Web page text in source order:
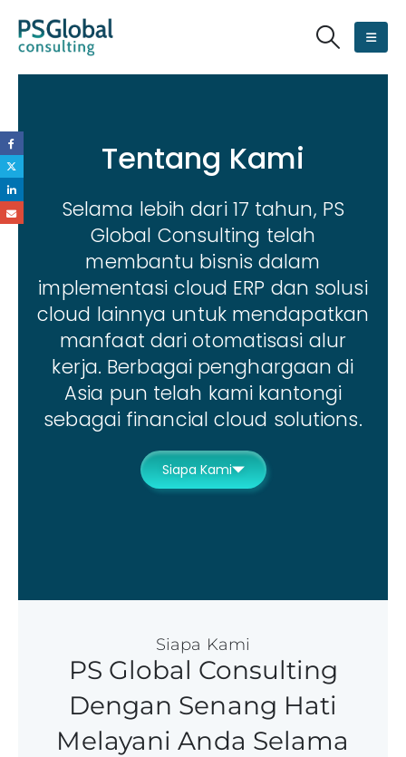
Tentang Kami
Selama lebih dari 17 tahun, PS
Global Consulting telah
membantu bisnis dalam
implementasi cloud ERP dan solusi
cloud lainnya untuk mendapatkan
manfaat dari otomatisasi alur
kerja. Berbagai penghargaan di
Asia pun telah kami kantongi
sebagai financial cloud solutions.
Siapa Kami
Siapa Kami
PS Global Consulting
Dengan Senang Hati
Melayani Anda Selama